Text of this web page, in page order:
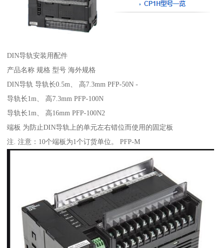
DIN导轨安装用配件
产品名称 规格 型号 海外规格
DIN导轨 导轨长0.5m、 高7.3mm PFP-50N -
导轨长1m、 高7.3mm PFP-100N
导轨长1m、 高16mm PFP-100N2
端板 为防止DIN导轨上的单元左右错位而使用的固定板
注. 注意：10个端板为1个订货单位。 PFP-M